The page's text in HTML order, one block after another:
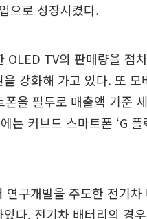
으로 성장시켰다.
OLED TV의 판매량을 점
강화해 가고 있다. 또 모
을 필두로 매출액 기준
커브드 스마트폰 ‘G 플
구개발을 주도한 전기차
다. 전기차 배터리의 경